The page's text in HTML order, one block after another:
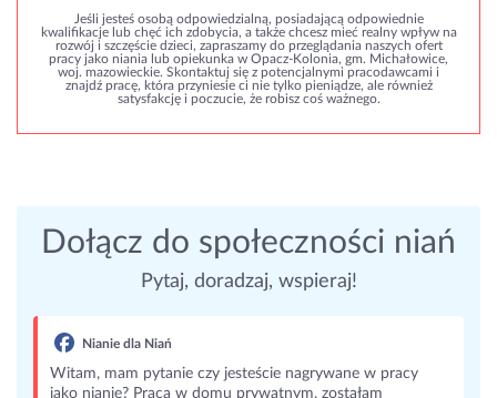
Jeśli jesteś osobą odpowiedzialną, posiadającą odpowiednie
kwalifikacje lub chęć ich zdobycia, a także chcesz mieć realny wpływ na
rozwój i szczęście dzieci, zapraszamy do przeglądania naszych ofert
pracy jako niania lub opiekunka w Opacz-Kolonia, gm. Michałowice,
woj. mazowieckie. Skontaktuj się z potencjalnymi pracodawcami i
znajdź pracę, która przyniesie ci nie tylko pieniądze, ale również
satysfakcję i poczucie, że robisz coś ważnego.
Dołącz do społeczności niań
Pytaj, doradzaj, wspieraj!
Nianie dla Niań
Witam, mam pytanie czy jesteście nagrywane w pracy
jako nianie? Praca w domu prywatnym, zostałam